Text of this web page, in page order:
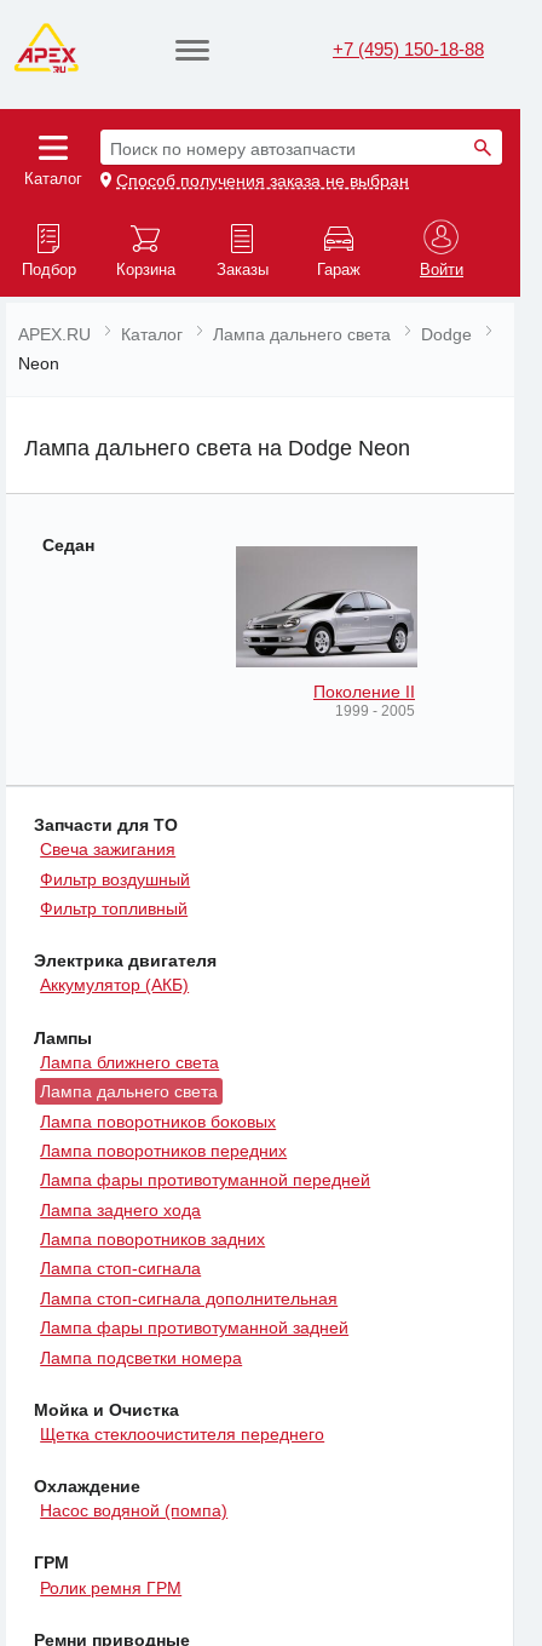
+7 (495) 150-18-88
Каталог
Поиск по номеру автозапчасти
Способ получения заказа не выбран
Подбор Корзина Заказы Гараж Войти
APEX.RU Каталог Лампа дальнего света
Dodge
Neon
Лампа дальнего света на Dodge Neon
Седан
Поколение II
1999 - 2005
Запчасти для ТО
Свеча зажигания
Фильтр воздушный
Фильтр топливный
Электрика двигателя
Аккумулятор (АКБ)
Лампы
Лампа ближнего света
Лампа дальнего света
Лампа поворотников боковых
Лампа поворотников передних
Лампа фары противотуманной передней
Лампа заднего хода
Лампа поворотников задних
Лампа стоп-сигнала
Лампа стоп-сигнала дополнительная
Лампа фары противотуманной задней
Лампа подсветки номера
Мойка и Очистка
Щетка стеклоочистителя переднего
Охлаждение
Насос водяной (помпа)
ГРМ
Ролик ремня ГРМ
Ремни приводные